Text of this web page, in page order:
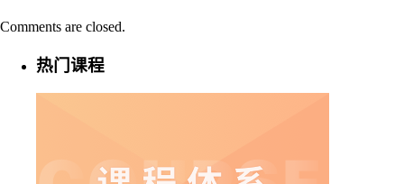
Comments are closed.
热门课程